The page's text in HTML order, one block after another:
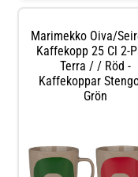
Muggar & Koppar hos Royal
Design.
Marimekko Oiva/
Kaffekopp 25 Cl 2-
Terra / / Röd -
Kaffekoppar
Grön